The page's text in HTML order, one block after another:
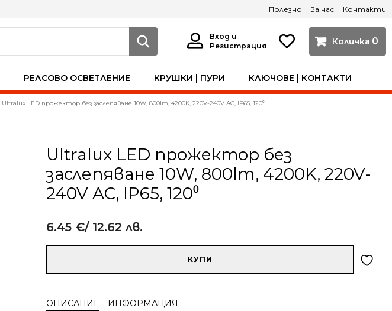
РЕЛСОВО ОСВЕТЛЕНИЕ КРУШКИ | ПУРИ КЛЮЧОВЕ | КОНТАКТИ
0
Вход и
Регистрация
Полезно За нас Контакти
Ultralux LED прожектор без заслепяване 10W, 800lm, 4200K, 220V-240V AC, IP65, 120⁰
Ultralux LED прожектор без
заслепяване 10W, 800lm, 4200K, 220V-
240V AC, IP65, 120⁰
6.45 €/ 12.62 лв.
прожектор
КУПИ
ОПИСАНИЕ ИНФОРМАЦИЯ